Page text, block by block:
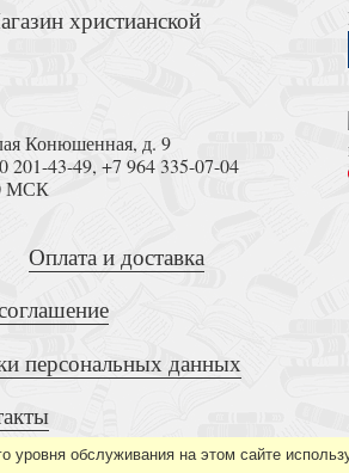
Ветхий Завет на страницах Нового. Т.4
христианской
Конюшенная, д. 9
201-43-49, +7 964 335-07-04
МСК
Оплата и доставка
персональных данных
уровня обслуживания на этом сайте